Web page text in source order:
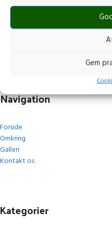
Gem
Gammelmark 1, 6630 Rødding
post@stops.dk
Navigation
Forside
Omkring
Galleri
Kontakt os
Kategorier